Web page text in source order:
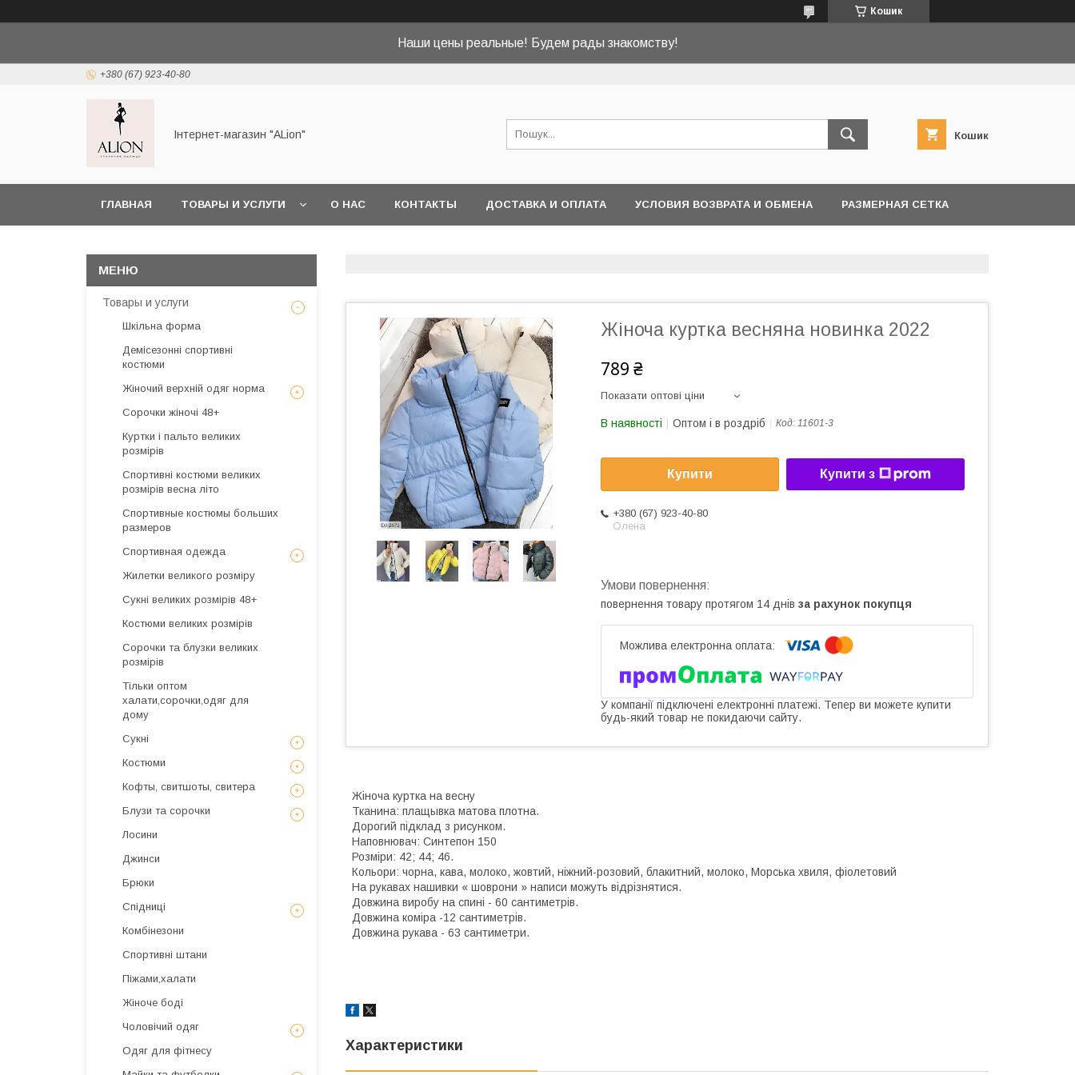
Кошик
Наши цены реальные! Будем рады знакомству!
+380 (67) 923-40-80
Інтернет-магазин "ALіon" Кошик
ГЛАВНАЯ ТОВАРЫ И УСЛУГИ О НАС КОНТАКТЫ ДОСТАВКА И ОПЛАТА УСЛОВИЯ ВОЗВРАТА И ОБМЕНА РАЗМЕРНАЯ СЕТКА
Жіноча куртка весняна новинка 2022
789 ₴
Показати оптові ціни
В наявності Оптом і в роздріб Код: 11601-3
Купити Купити з
+380 (67) 923-40-80
Олена
повернення товару протягом 14 днів за рахунок покупця
У компанії підключені електронні платежі. Тепер ви можете купити
будь-який товар не покидаючи сайту.
Жіноча куртка на весну
Тканина: плащывка матова плотна.
Дорогий підклад з рисунком.
Наповнювач: Синтепон 150
Розміри: 42; 44; 46.
Кольори: чорна, кава, молоко, жовтий, ніжний-розовий, блакитний, молоко, Морська хвиля, фіолетовий
На рукавах нашивки « шоврони » написи можуть відрізнятися.
Довжина виробу на спині - 60 сантиметрів.
Довжина коміра -12 сантиметрів.
Довжина рукава - 63 сантиметри.
Характеристики
Товары и услуги
Шкільна форма
Демісезонні спортивні
костюми
Жіночий верхній одяг норма
Сорочки жіночі 48+
Куртки і пальто великих
розмірів
Спортивні костюми великих
розмірів весна літо
Спортивные костюмы больших
размеров
Спортивная одежда
Жилетки великого розміру
Сукні великих розмірів 48+
Костюми великих розмірів
Сорочки та блузки великих
розмірів
Тільки оптом
халати,сорочки,одяг для
дому
Сукні
Костюми
Кофты, свитшоты, свитера
Блузи та сорочки
Лосини
Джинси
Брюки
Спідниці
Комбінезони
Спортивні штани
Піжами,халати
Жіноче боді
Чоловічий одяг
Одяг для фітнесу